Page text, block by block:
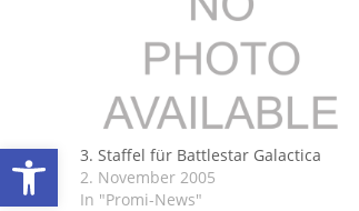
Werkzeugleiste öffnen
3. Staffel für Battlestar Galactica
2. November 2005
In "Promi-News"